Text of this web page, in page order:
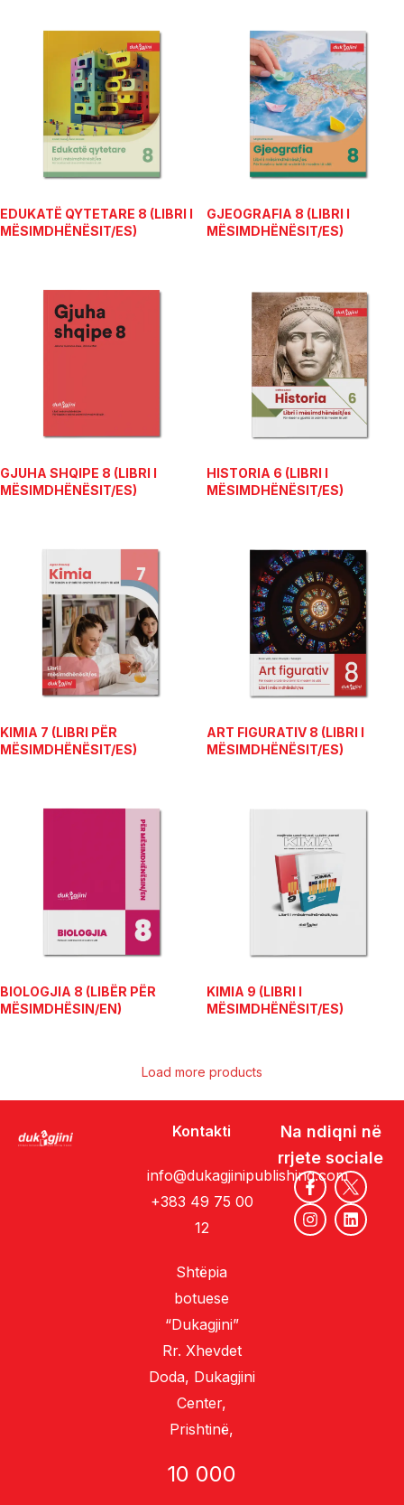
EDUKATË QYTETARE 8 (LIBRI I
MËSIMDHËNËSIT/ES)
GJEOGRAFIA 8 (LIBRI I
MËSIMDHËNËSIT/ES)
GJUHA SHQIPE 8 (LIBRI I
MËSIMDHËNËSIT/ES)
HISTORIA 6 (LIBRI I
MËSIMDHËNËSIT/ES)
KIMIA 7 (LIBRI PËR
MËSIMDHËNËSIT/ES)
ART FIGURATIV 8 (LIBRI I
MËSIMDHËNËSIT/ES)
BIOLOGJIA 8 (LIBËR PËR
MËSIMDHËSIN/EN)
KIMIA 9 (LIBRI I
MËSIMDHËNËSIT/ES)
Load more products
Kontakti
info@dukagjinipublishing.com
+383 49 75 00
12
Shtëpia
botuese
“Dukagjini”
Rr. Xhevdet
Doda, Dukagjini
Center,
Prishtinë,
10 000
Na ndiqni në
rrjete sociale